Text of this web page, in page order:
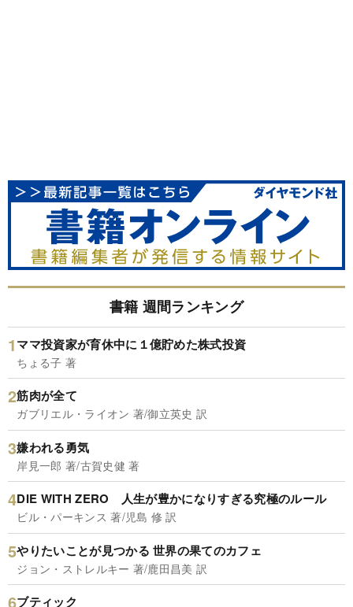
書籍 週間ランキング
ママ投資家が育休中に１億貯めた株式投資
ちょる子 著
筋肉が全て
ガブリエル・ライオン 著/御立英史 訳
嫌われる勇気
岸見一郎 著/古賀史健 著
DIE WITH ZERO 人生が豊かになりすぎる究極のルール
ビル・パーキンス 著/児島 修 訳
やりたいことが見つかる 世界の果てのカフェ
ジョン・ストレルキー 著/鹿田昌美 訳
ブティック